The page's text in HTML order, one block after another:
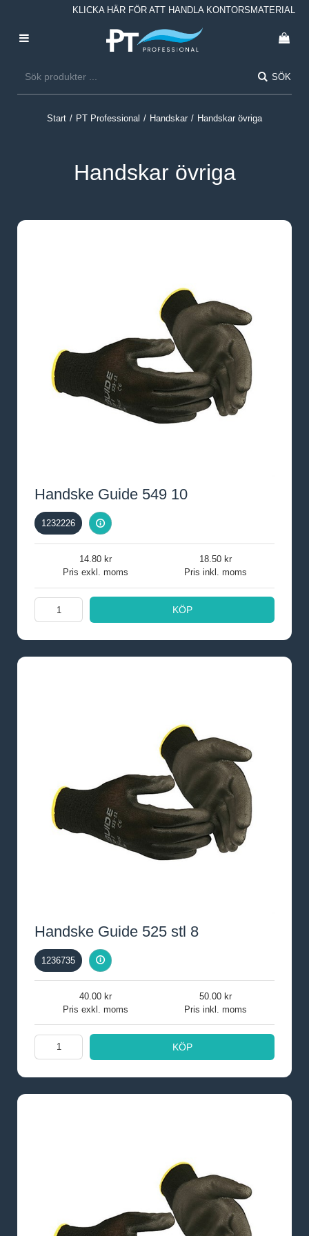
KLICKA HÄR FÖR ATT HANDLA KONTORSMATERIAL
SÖK
Start / PT Professional / Handskar / Handskar övriga
Handskar övriga
Handske Guide 549 10
1232226
Pris exkl. moms
14.80
Pris inkl. moms
18.50
KÖP
Handske Guide 525 stl 8
1236735
Pris exkl. moms
40.00
Pris inkl. moms
50.00
KÖP